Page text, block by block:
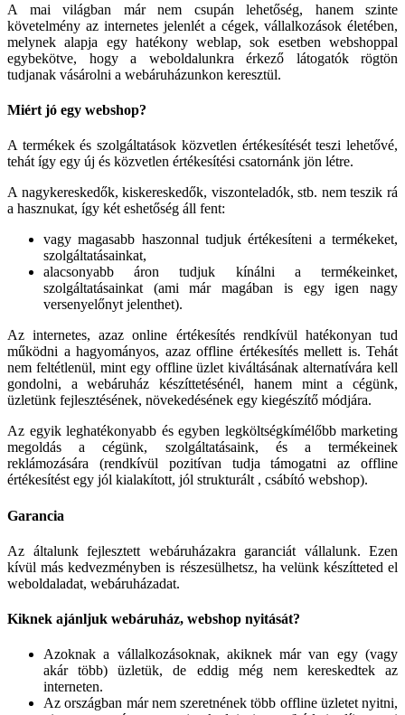
A mai világban már nem csupán lehetőség, hanem szinte
követelmény az internetes jelenlét a cégek, vállalkozások életében,
melynek alapja egy hatékony weblap, sok esetben webshoppal
egybekötve, hogy a weboldalunkra érkező látogatók rögtön
tudjanak vásárolni a webáruházunkon keresztül.
Miért jó egy webshop?
A termékek és szolgáltatások közvetlen értékesítését teszi lehetővé,
tehát így egy új és közvetlen értékesítési csatornánk jön létre.
A nagykereskedők, kiskereskedők, viszonteladók, stb. nem teszik rá
a hasznukat, így két eshetőség áll fent:
vagy magasabb haszonnal tudjuk értékesíteni a termékeket,
szolgáltatásainkat,
alacsonyabb áron tudjuk kínálni a termékeinket,
szolgáltatásainkat (ami már magában is egy igen nagy
versenyelőnyt jelenthet).
Az internetes, azaz online értékesítés rendkívül hatékonyan tud
működni a hagyományos, azaz offline értékesítés mellett is. Tehát
nem feltétlenül, mint egy offline üzlet kiváltásának alternatívára kell
gondolni, a webáruház készíttetésénél, hanem mint a cégünk,
üzletünk fejlesztésének, növekedésének egy kiegészítő módjára.
Az egyik leghatékonyabb és egyben legköltségkímélőbb marketing
megoldás a cégünk, szolgáltatásaink, és a termékeinek
reklámozására (rendkívül pozitívan tudja támogatni az offline
értékesítést egy jól kialakított, jól strukturált , csábító webshop).
Garancia
Az általunk fejlesztett webáruházakra garanciát vállalunk. Ezen
kívül más kedvezményben is részesülhetsz, ha velünk készítteted el
weboldaladat, webáruházadat.
Kiknek ajánljuk webáruház, webshop nyitását?
Azoknak a vállalkozásoknak, akiknek már van egy (vagy
akár több) üzletük, de eddig még nem kereskedtek az
interneten.
Az országban már nem szeretnének több offline üzletet nyitni,